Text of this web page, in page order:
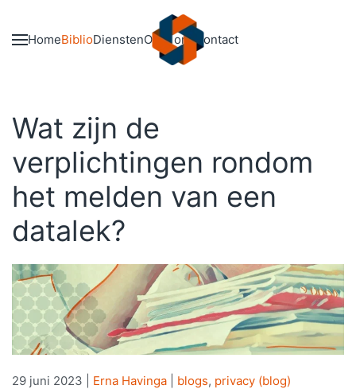
Skip to main content
HomeBiblioDienstenOver onsContact
Wat zijn de
verplichtingen rondom
het melden van een
datalek?
29 juni 2023 Erna Havinga blogs, privacy (blog)